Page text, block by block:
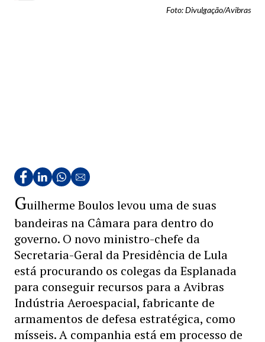
Foto: Divulgação/Avibras
Guilherme Boulos levou uma de suas
bandeiras na Câmara para dentro do
governo. O novo ministro-chefe da
Secretaria-Geral da Presidência de Lula
está procurando os colegas da Esplanada
para conseguir recursos para a Avibras
Indústria Aeroespacial, fabricante de
armamentos de defesa estratégica, como
mísseis. A companhia está em processo de